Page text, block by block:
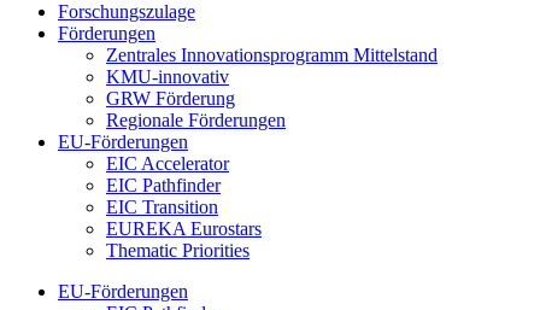
Forschungszulage
Förderungen
Zentrales Innovationsprogramm Mittelstand
KMU-innovativ
GRW Förderung
Regionale Förderungen
EU-Förderungen
EIC Accelerator
EIC Pathfinder
EIC Transition
EUREKA Eurostars
Thematic Priorities
EU-Förderungen